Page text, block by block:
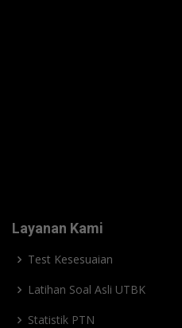
Layanan Kami
Test Kesesuaian
Latihan Soal Asli UTBK
Statistik PTN